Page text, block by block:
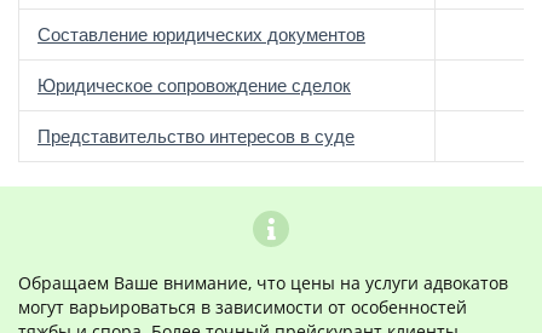
Составление юридических документов
Юридическое сопровождение сделок
Представительство интересов в суде
Обращаем Ваше внимание, что цены на услуги адвокатов
могут варьироваться в зависимости от особенностей